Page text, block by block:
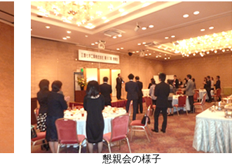
懇親会の様子